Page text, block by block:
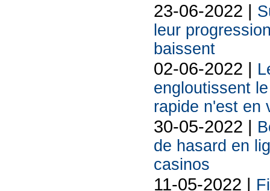
23-06-2022 |
leur
baissent
02-06-2022 |
engloutissent
rapide n'est en
30-05-2022 |
de hasard en
casinos
11-05-2022 |